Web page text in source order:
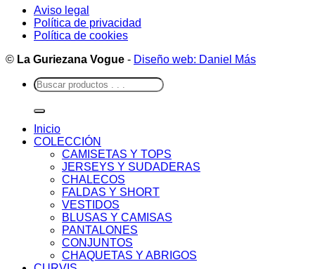
Aviso legal
Política de privacidad
Política de cookies
© La Guriezana Vogue - Diseño web: Daniel Más
Buscar
por:
Inicio
COLECCIÓN
CAMISETAS Y TOPS
JERSEYS Y SUDADERAS
CHALECOS
FALDAS Y SHORT
VESTIDOS
BLUSAS Y CAMISAS
PANTALONES
CONJUNTOS
CHAQUETAS Y ABRIGOS